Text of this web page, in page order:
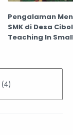
Pengalaman
SMK di Desa
Teaching In